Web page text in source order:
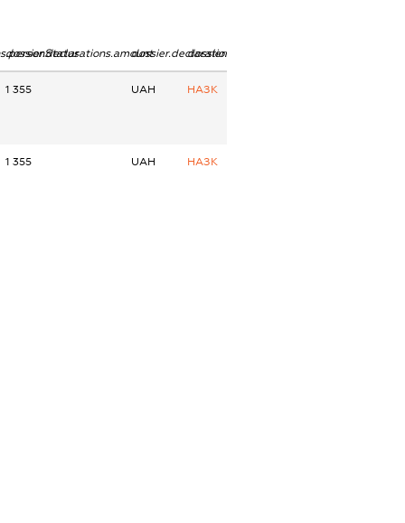
dossier.declarations.amountdossier.declarations.currency
dossier.declarations.source
1 355 UAH НАЗК
1 355 UAH НАЗК